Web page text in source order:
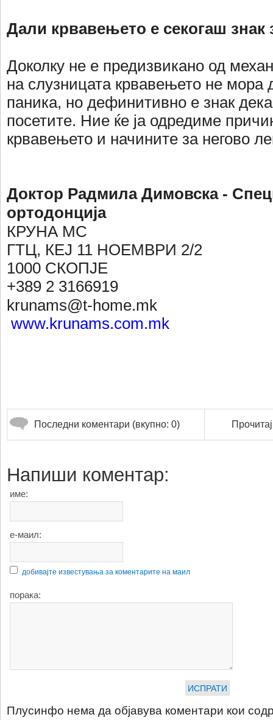
Дали крвавењето е секогаш знак
Доколку не е предизвикано од
на слузницата крвавењето не мора
паника, но дефинитивно е знак
посетите. Ние ќе ја одредиме
крвавењето и начините за негово
Доктор Радмила Димовска -
ортодонција
КРУНА МС
ГТЦ, КЕЈ 11 НОЕМВРИ 2/2
1000 СКОПЈЕ
+389 2 3166919
krunams@t-home.mk
www.krunams.com.mk
Последни коментари (вкупно: 0)
Напиши коментар:
име:
е-маил:
добивајте известувања за коментарите на маил
порака:
Плусинфо нема да објавува коментари кои